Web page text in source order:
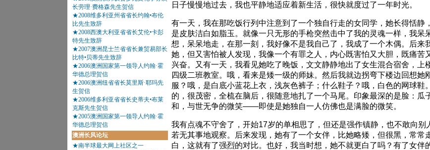
日子慢慢地过去，我也平静地适应着新生活，很快就度过了一年时光。
有一天，我在那吃饭行列中注意到了一个独自行走的女同学，她长得恬静
是皮肤洁白如脂玉。就像一只无形的手枪突然击中了我的灵魂一样，我呆
想，呆呆地走，在那一刻，我好像不是我自己了，我成了一个木偶。后来
她，但又害怕被人发现，我像一个有罪之人，内心既害怕又大胆，既痛苦
兴奋。又有一天，我看见她吃了晚饭，文文静静地出了女生混合宿舍，上
四级二班教室。哦，看来是矮一级的师妹。然后我就边拐弯下楼边回想她
服？哦，是白底小蓝花上衣，浅灰色裤子；什么鞋子？哦，白色的网球鞋
的，很茂密，全梳在脑后，很随意地扎了一个马尾。印象最深的是脸：瓜
和，与世无争的微笑——即使是她独自一人仿佛也是满脸的微笑。
我有点魂不守舍了，开始17岁的单相思了，但还是强作镇静，也不敢向别
若无其事地观察。后来发现，她有了一个女伴，比她略矮，但很黑，常常
白，这就有了强烈的对比。也好，我当时想，她不就更白了吗？有了女伴